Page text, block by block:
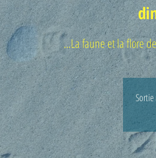
...La faune et la flore